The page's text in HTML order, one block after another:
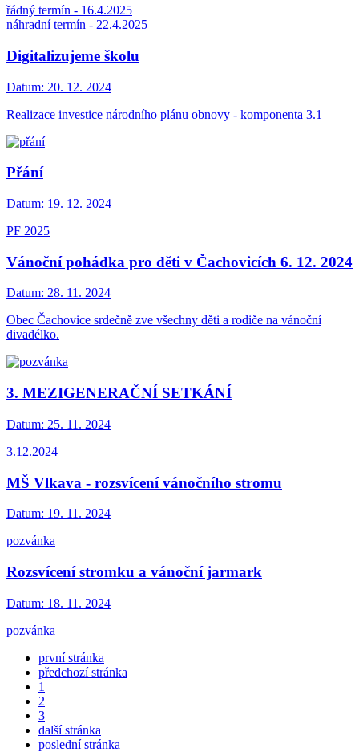
řádný termín - 16.4.2025
náhradní termín - 22.4.2025
Digitalizujeme školu
Datum: 20. 12. 2024
Realizace investice národního plánu obnovy - komponenta 3.1
Přání
Datum: 19. 12. 2024
PF 2025
Vánoční pohádka pro děti v Čachovicích 6. 12. 2024
Datum: 28. 11. 2024
Obec Čachovice srdečně zve všechny děti a rodiče na vánoční
divadélko.
3. MEZIGENERAČNÍ SETKÁNÍ
Datum: 25. 11. 2024
3.12.2024
MŠ Vlkava - rozsvícení vánočního stromu
Datum: 19. 11. 2024
pozvánka
Rozsvícení stromku a vánoční jarmark
Datum: 18. 11. 2024
pozvánka
první stránka
předchozí stránka
1
2
3
další stránka
poslední stránka